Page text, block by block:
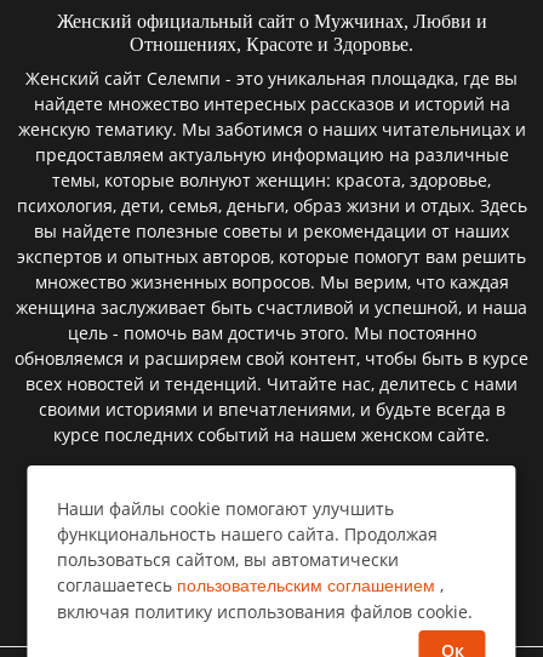
Женский официальный сайт о Мужчинах, Любви и
Отношениях, Красоте и Здоровье.
Женский сайт Селемпи - это уникальная площадка, где вы
найдете множество интересных рассказов и историй на
женскую тематику. Мы заботимся о наших читательницах и
предоставляем актуальную информацию на различные
темы, которые волнуют женщин: красота, здоровье,
психология, дети, семья, деньги, образ жизни и отдых. Здесь
вы найдете полезные советы и рекомендации от наших
экспертов и опытных авторов, которые помогут вам решить
множество жизненных вопросов. Мы верим, что каждая
женщина заслуживает быть счастливой и успешной, и наша
цель - помочь вам достичь этого. Мы постоянно
обновляемся и расширяем свой контент, чтобы быть в курсе
всех новостей и тенденций. Читайте нас, делитесь с нами
своими историями и впечатлениями, и будьте всегда в
курсе последних событий на нашем женском сайте.
Пользовательское соглашение
Политика конфиденциальности
Правообладателям⁣
Наши файлы cookie помогают улучшить
функциональность нашего сайта. Продолжая
пользоваться сайтом, вы автоматически
соглашаетесь пользовательским соглашением ,
включая политику использования файлов cookie.
Ок